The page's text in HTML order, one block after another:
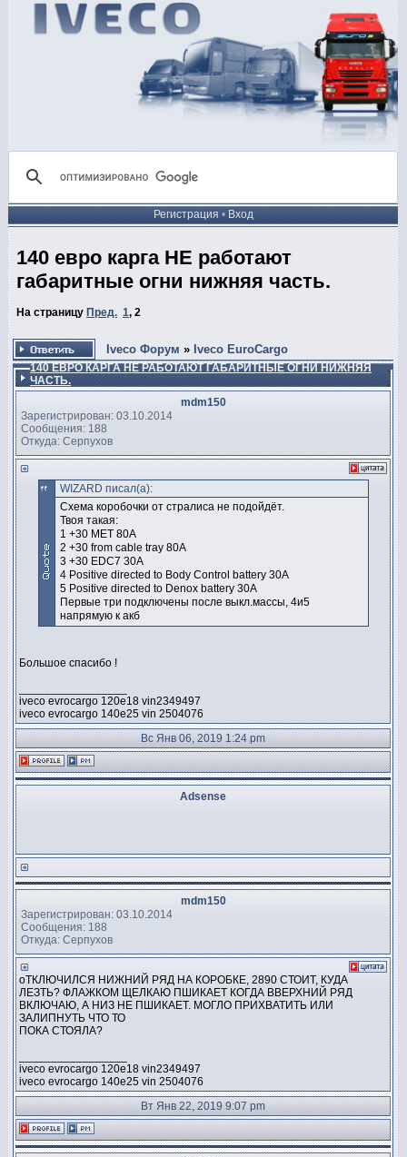
Регистрация • Вход
140 евро карга НЕ работают
габаритные огни нижняя часть.
На страницу Пред. 1, 2
Iveco Форум » Iveco EuroCargo
140 ЕВРО КАРГА НЕ РАБОТАЮТ ГАБАРИТНЫЕ ОГНИ НИЖНЯЯ
ЧАСТЬ.
mdm150
Зарегистрирован: 03.10.2014
Сообщения: 188
Откуда: Серпухов
WIZARD писал(а):
Схема коробочки от стралиса не подойдёт.
Твоя такая:
1 +30 MET 80А
2 +30 from cable tray 80А
3 +30 EDC7 30А
4 Positive directed to Body Control battery 30А
5 Positive directed to Denox battery 30А
Первые три подключены после выкл.массы, 4и5
напрямую к акб
Большое спасибо !
iveco evrocargo 120e18 vin2349497
iveco evrocargo 140e25 vin 2504076
Вс Янв 06, 2019 1:24 pm
Adsense
mdm150
Зарегистрирован: 03.10.2014
Сообщения: 188
Откуда: Серпухов
оТКЛЮЧИЛСЯ НИЖНИЙ РЯД НА КОРОБКЕ, 2890 СТОИТ, КУДА
ЛЕЗТЬ? ФЛАЖКОМ ЩЕЛКАЮ ПШИКАЕТ КОГДА ВВЕРХНИЙ РЯД
ВКЛЮЧАЮ, А НИЗ НЕ ПШИКАЕТ. МОГЛО ПРИХВАТИТЬ ИЛИ
ЗАЛИПНУТЬ ЧТО ТО
ПОКА СТОЯЛА?
iveco evrocargo 120e18 vin2349497
iveco evrocargo 140e25 vin 2504076
Вт Янв 22, 2019 9:07 pm